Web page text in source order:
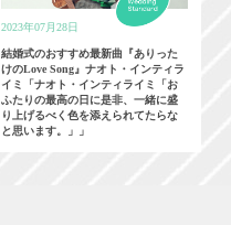
2023年07月28日
結婚式のおすすめ最新曲『ありった
けのLove Song』ナオト・インティラ
イミ「ナオト・インティライミ「お
ふたりの最高の日に是非、一緒に盛
り上げるべく色を添えられてたらな
と思います。」」